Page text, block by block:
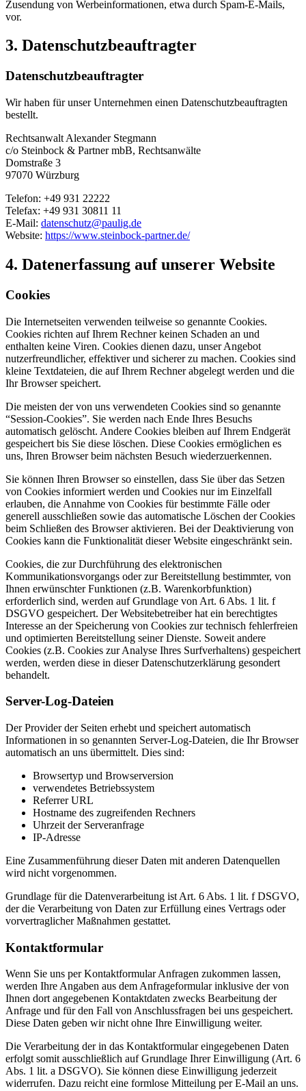
Zusendung von Werbeinformationen, etwa durch Spam-E-Mails,
vor.
3. Datenschutzbeauftragter
Datenschutzbeauftragter
Wir haben für unser Unternehmen einen Datenschutzbeauftragten
bestellt.
Rechtsanwalt Alexander Stegmann
c/o Steinbock & Partner mbB, Rechtsanwälte
Domstraße 3
97070 Würzburg
Telefon: +49 931 22222
Telefax: +49 931 30811 11
E-Mail: datenschutz@paulig.de
Website: https://www.steinbock-partner.de/
4. Datenerfassung auf unserer Website
Cookies
Die Internetseiten verwenden teilweise so genannte Cookies.
Cookies richten auf Ihrem Rechner keinen Schaden an und
enthalten keine Viren. Cookies dienen dazu, unser Angebot
nutzerfreundlicher, effektiver und sicherer zu machen. Cookies sind
kleine Textdateien, die auf Ihrem Rechner abgelegt werden und die
Ihr Browser speichert.
Die meisten der von uns verwendeten Cookies sind so genannte
“Session-Cookies”. Sie werden nach Ende Ihres Besuchs
automatisch gelöscht. Andere Cookies bleiben auf Ihrem Endgerät
gespeichert bis Sie diese löschen. Diese Cookies ermöglichen es
uns, Ihren Browser beim nächsten Besuch wiederzuerkennen.
Sie können Ihren Browser so einstellen, dass Sie über das Setzen
von Cookies informiert werden und Cookies nur im Einzelfall
erlauben, die Annahme von Cookies für bestimmte Fälle oder
generell ausschließen sowie das automatische Löschen der Cookies
beim Schließen des Browser aktivieren. Bei der Deaktivierung von
Cookies kann die Funktionalität dieser Website eingeschränkt sein.
Cookies, die zur Durchführung des elektronischen
Kommunikationsvorgangs oder zur Bereitstellung bestimmter, von
Ihnen erwünschter Funktionen (z.B. Warenkorbfunktion)
erforderlich sind, werden auf Grundlage von Art. 6 Abs. 1 lit. f
DSGVO gespeichert. Der Websitebetreiber hat ein berechtigtes
Interesse an der Speicherung von Cookies zur technisch fehlerfreien
und optimierten Bereitstellung seiner Dienste. Soweit andere
Cookies (z.B. Cookies zur Analyse Ihres Surfverhaltens) gespeichert
werden, werden diese in dieser Datenschutzerklärung gesondert
behandelt.
Server-Log-Dateien
Der Provider der Seiten erhebt und speichert automatisch
Informationen in so genannten Server-Log-Dateien, die Ihr Browser
automatisch an uns übermittelt. Dies sind:
Browsertyp und Browserversion
verwendetes Betriebssystem
Referrer URL
Hostname des zugreifenden Rechners
Uhrzeit der Serveranfrage
IP-Adresse
Eine Zusammenführung dieser Daten mit anderen Datenquellen
wird nicht vorgenommen.
Grundlage für die Datenverarbeitung ist Art. 6 Abs. 1 lit. f DSGVO,
der die Verarbeitung von Daten zur Erfüllung eines Vertrags oder
vorvertraglicher Maßnahmen gestattet.
Kontaktformular
Wenn Sie uns per Kontaktformular Anfragen zukommen lassen,
werden Ihre Angaben aus dem Anfrageformular inklusive der von
Ihnen dort angegebenen Kontaktdaten zwecks Bearbeitung der
Anfrage und für den Fall von Anschlussfragen bei uns gespeichert.
Diese Daten geben wir nicht ohne Ihre Einwilligung weiter.
Die Verarbeitung der in das Kontaktformular eingegebenen Daten
erfolgt somit ausschließlich auf Grundlage Ihrer Einwilligung (Art. 6
Abs. 1 lit. a DSGVO). Sie können diese Einwilligung jederzeit
widerrufen. Dazu reicht eine formlose Mitteilung per E-Mail an uns.